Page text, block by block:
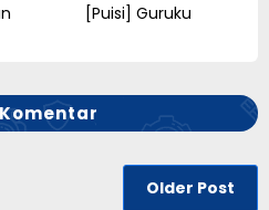
[Puisi] Guruku
Older Post